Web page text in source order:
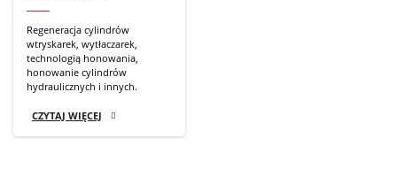
Regeneracja cylindrów
wtryskarek, wytłaczarek,
technologią honowania,
honowanie cylindrów
hydraulicznych i innych.
CZYTAJ WIĘCEJ